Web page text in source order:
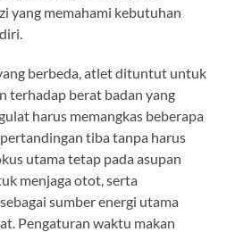
yang memahami kebutuhan
berbeda, atlet dituntut untuk
terhadap berat badan yang
harus memangkas beberapa
tiba tanpa harus
utama tetap pada asupan
menjaga otot, serta
sumber energi utama
Pengaturan waktu makan